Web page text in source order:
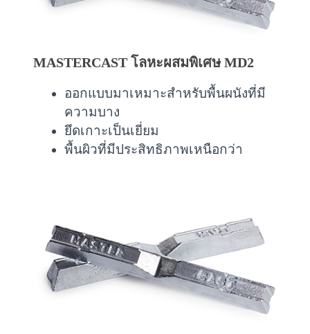
MASTERCAST โลหะผสมพิเศษ MD2
ออกแบบมาเหมาะสำหรับพื้นผนังที่มี
ความบาง
ยึดเกาะเป็นเยี่ยม
พื้นผิวที่มีประสิทธิภาพเหนือกว่า